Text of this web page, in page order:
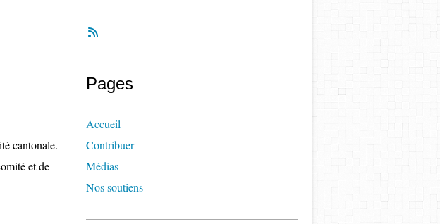
cantonale.
et de
Pages
Accueil
Contribuer
Médias
Nos soutiens